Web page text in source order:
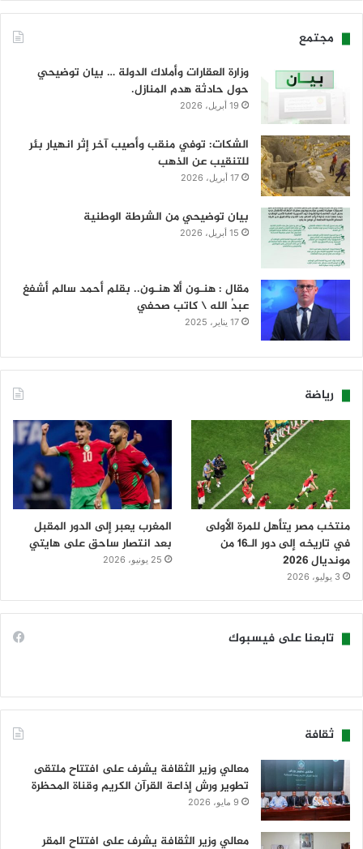
مجتمع
وزارة العقارات وأملاك الدولة … بيان توضيحي
حول حادثة هدم المنازل.
19 أبريل، 2026
الشكات: توفي منقب وأصيب آخر إثر انهيار بئر
للتنقيب عن الذهب
17 أبريل، 2026
بيان توضيحي من الشرطة الوطنية
15 أبريل، 2026
مقال : هنـون ألا هنـون.. بقلم أحمد سالم أشفغ
عبدُ الله \ كاتب صحفي
17 يناير، 2025
رياضة
منتخب مصر يتأهل للمرة الأولى
في تاريخه إلى دور الـ16 من
مونديال 2026
3 يوليو، 2026
المغرب يعبر إلى الدور المقبل
بعد انتصار ساحق على هايتي
25 يونيو، 2026
تابعنا على فيسبوك
ثقافة
معالي وزير الثقافة يشرف على افتتاح ملتقى
تطوير ورش إذاعة القرآن الكريم وقناة المحظرة
9 مايو، 2026
معالي وزير الثقافة يشرف على افتتاح المقر